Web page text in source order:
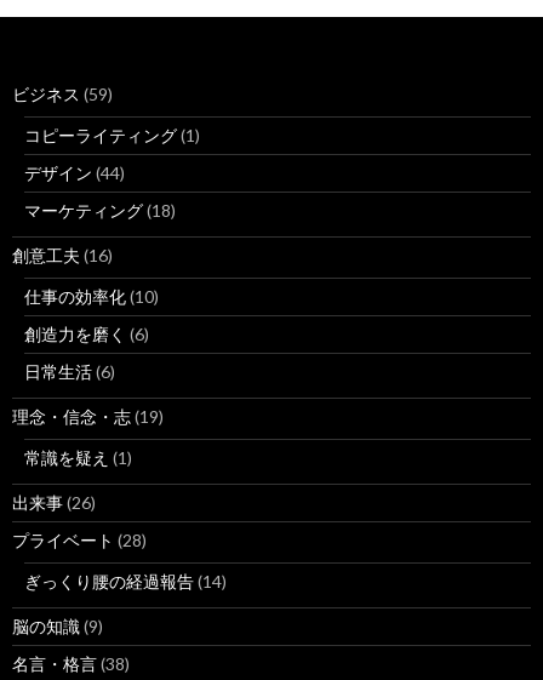
ビジネス (59)
コピーライティング(1)
デザイン (44)
マーケティング(18)
創意工夫 (16)
仕事の効率化(10)
創造力を磨く (6)
日常生活(6)
理念・信念・志(19)
常識を疑え (1)
出来事(26)
プライベート (28)
ぎっくり腰の経過報告(14)
脳の知識(9)
名言・格言(38)